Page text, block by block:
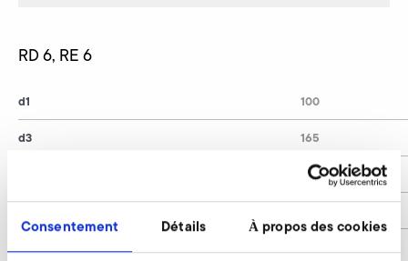
Consentement Détails À propos des cookies
RD 6, RE 6
d1
d3
d2
100
165
109